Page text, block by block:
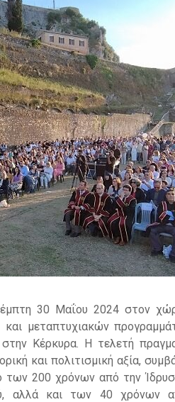
30 Μαΐου 2024 στον
μεταπτυχιακών
Κέρκυρα. Η τελετή
και πολιτισμική αξία,
200 χρόνων από την
αλλά και των 40 χρόνων